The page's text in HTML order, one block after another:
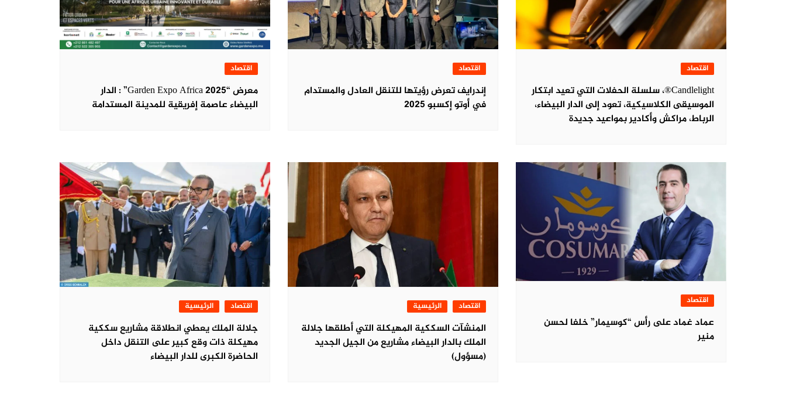
اقتصاد
Candlelight®، سلسلة الحفلات التي تعيد ابتكار
الموسيقى الكلاسيكية، تعود إلى الدار البيضاء،
الرباط، مراكش وأكادير بمواعيد جديدة
اقتصاد
‏إندرايف تعرض رؤيتها للتنقل العادل والمستدام
في أوتو إكسبو 2025
اقتصاد
معرض “Garden Expo Africa 2025” : الدار
البيضاء عاصمة إفريقية للمدينة المستدامة
اقتصاد
عماد غماد على رأس “كوسيمار” خلفا لحسن
منير
اقتصاد الرئيسية
المنشآت السككية المهيكلة التي أطلقها جلالة
الملك بالدار البيضاء مشاريع من الجيل الجديد
(مسؤول)
اقتصاد الرئيسية
جلالة الملك يعطي انطلاقة مشاريع سككية
مهيكلة ذات وقع كبير على التنقل داخل
الحاضرة الكبرى للدار البيضاء